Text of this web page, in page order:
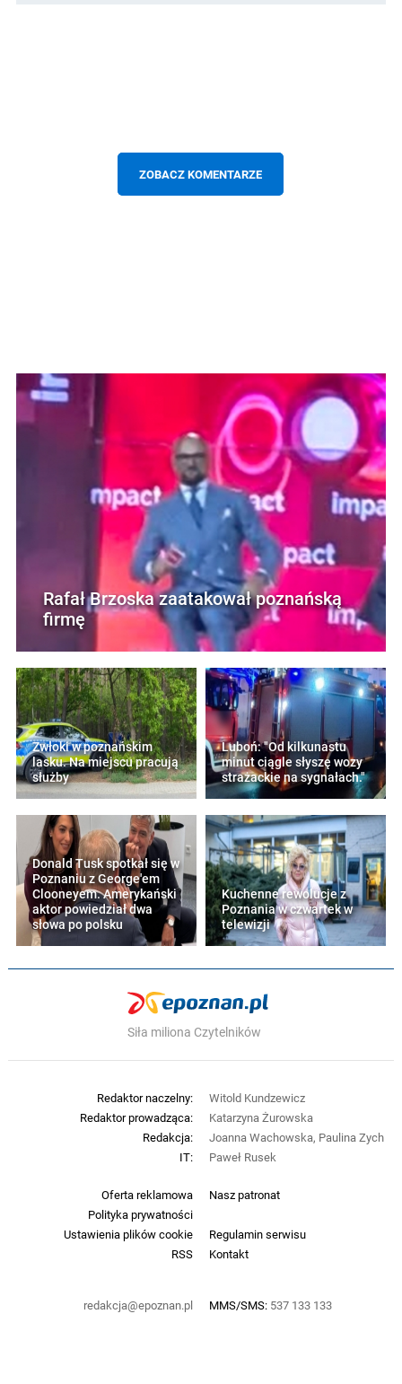
ZOBACZ KOMENTARZE
Rafał Brzoska zaatakował poznańską
firmę
Zwłoki w poznańskim
lasku. Na miejscu pracują
służby
Luboń: "Od kilkunastu
minut ciągle słyszę wozy
strażackie na sygnałach."
Donald Tusk spotkał się w
Poznaniu z George'em
Clooneyem. Amerykański
aktor powiedział dwa
słowa po polsku
Kuchenne rewolucje z
Poznania w czwartek w
telewizji
Siła miliona Czytelników
Oferta reklamowa
Nasz patronat
Polityka prywatności
Ustawienia plików cookie
Regulamin serwisu
RSS
Kontakt
redakcja@epoznan.pl MMS/SMS: 537 133 133
Redaktor naczelny:
Witold Kundzewicz
Redaktor prowadząca:
Katarzyna Żurowska
Redakcja:
Joanna Wachowska, Paulina Zych
IT:
Paweł Rusek